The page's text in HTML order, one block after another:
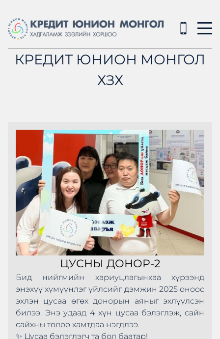
КРЕДИТ ЮНИОН МОНГОЛ
ХЗХ
ЦУСНЫ ДОНОР-2
Бид нийгмийн хариуцлагынхаа хүрээнд
энэхүү хүмүүнлэг үйлсийг дэмжин 2025 оноос
эхлэн цусаа өгөх донорын аяныг эхлүүлсэн
билээ. Энэ удаад 4 хүн цусаа бэлэглэж, сайн
сайхны төлөө хамтдаа нэгдлээ.
✨ Цусаа бэлэглэгч та бол баатар!